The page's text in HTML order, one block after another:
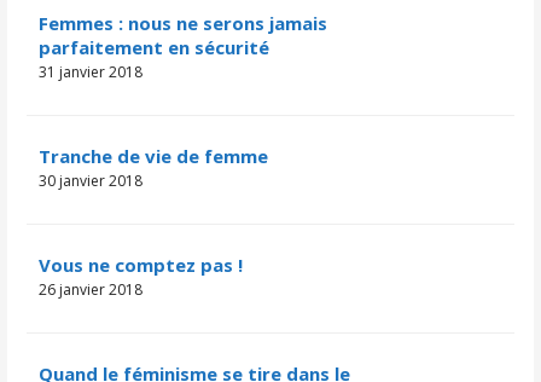
Femmes : nous ne serons jamais
parfaitement en sécurité
31 janvier 2018
Tranche de vie de femme
30 janvier 2018
Vous ne comptez pas !
26 janvier 2018
Quand le féminisme se tire dans le